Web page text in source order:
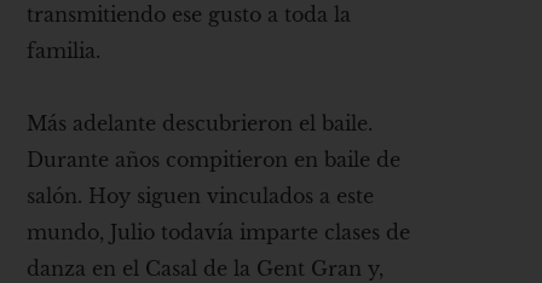
transmitiendo ese gusto a toda la
familia.
Más adelante descubrieron el baile.
Durante años compitieron en baile de
salón. Hoy siguen vinculados a este
mundo, Julio todavía imparte clases de
danza en el Casal de la Gent Gran y,